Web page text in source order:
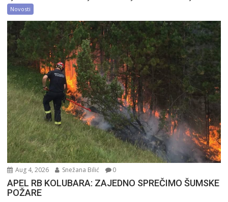
Novosti
Aug 4, 2026 Snežana Bilić 0
APEL RB KOLUBARA: ZAJEDNO SPREČIMO ŠUMSKE
POŽARE